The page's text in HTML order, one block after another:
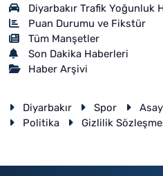
Diyarbakır Trafik Yoğunluk
Puan Durumu ve Fikstür
Tüm Manşetler
Son Dakika Haberleri
Haber Arşivi
Diyarbakır Spor
Politika
Gizlilik